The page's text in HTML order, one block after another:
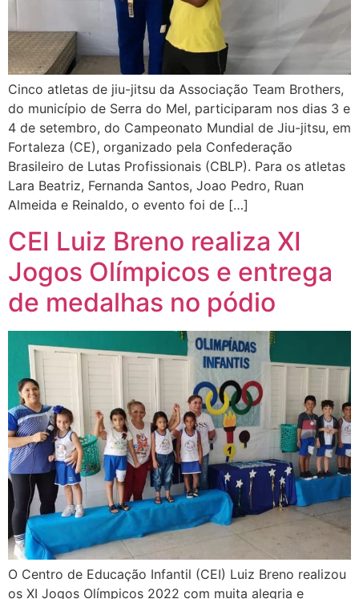
Cinco atletas de jiu-jitsu da Associação Team Brothers,
do município de Serra do Mel, participaram nos dias 3 e
4 de setembro, do Campeonato Mundial de Jiu-jitsu, em
Fortaleza (CE), organizado pela Confederação
Brasileiro de Lutas Profissionais (CBLP). Para os atletas
Lara Beatriz, Fernanda Santos, Joao Pedro, Ruan
Almeida e Reinaldo, o evento foi de […]
CEI Luiz Breno realiza XI
Jogos Olímpicos e entrega
de medalhas no pódio
O Centro de Educação Infantil (CEI) Luiz Breno realizou
os XI Jogos Olímpicos 2022 com muita alegria e